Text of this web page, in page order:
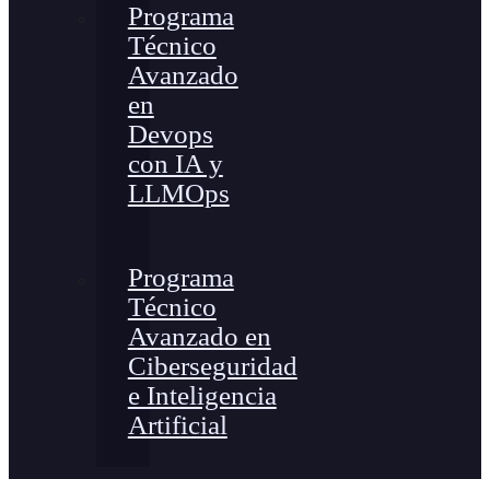
Programa
Técnico
Avanzado
en
Devops
con IA y
LLMOps
Programa
Técnico
Avanzado en
Ciberseguridad
e Inteligencia
Artificial